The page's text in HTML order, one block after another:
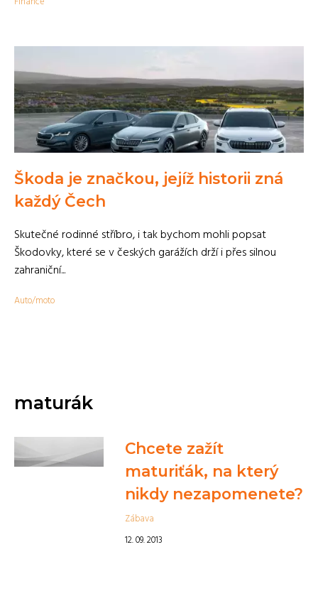
Škoda je značkou, jejíž historii zná
každý Čech
Skutečné rodinné stříbro, i tak bychom mohli popsat
Škodovky, které se v českých garážích drží i přes silnou
zahraniční...
Auto/moto
maturák
Chcete zažít
maturiťák, na který
nikdy nezapomenete?
Zábava
12. 09. 2013